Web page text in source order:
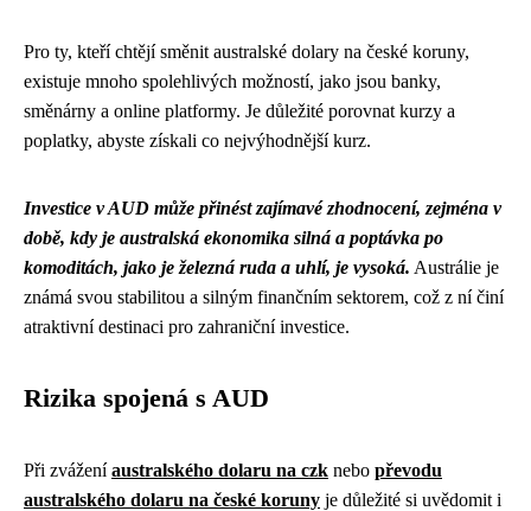
Pro ty, kteří chtějí směnit australské dolary na české koruny,
existuje mnoho spolehlivých možností, jako jsou banky,
směnárny a online platformy. Je důležité porovnat kurzy a
poplatky, abyste získali co nejvýhodnější kurz.
Investice v AUD může přinést zajímavé zhodnocení, zejména v
době, kdy je australská ekonomika silná a poptávka po
komoditách, jako je železná ruda a uhlí, je vysoká. Austrálie je
známá svou stabilitou a silným finančním sektorem, což z ní činí
atraktivní destinaci pro zahraniční investice.
Rizika spojená s AUD
Při zváženíaustralského dolaru na czk nebo převodu
australského dolaru na české koruny je důležité si uvědomit i